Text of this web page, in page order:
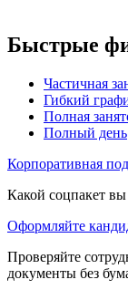
Быстрые
Частичная
Гибкий
Полная
Полный день
Корпоративная
Какой соцпакет
Оформляйте
Проверяйте
документы без